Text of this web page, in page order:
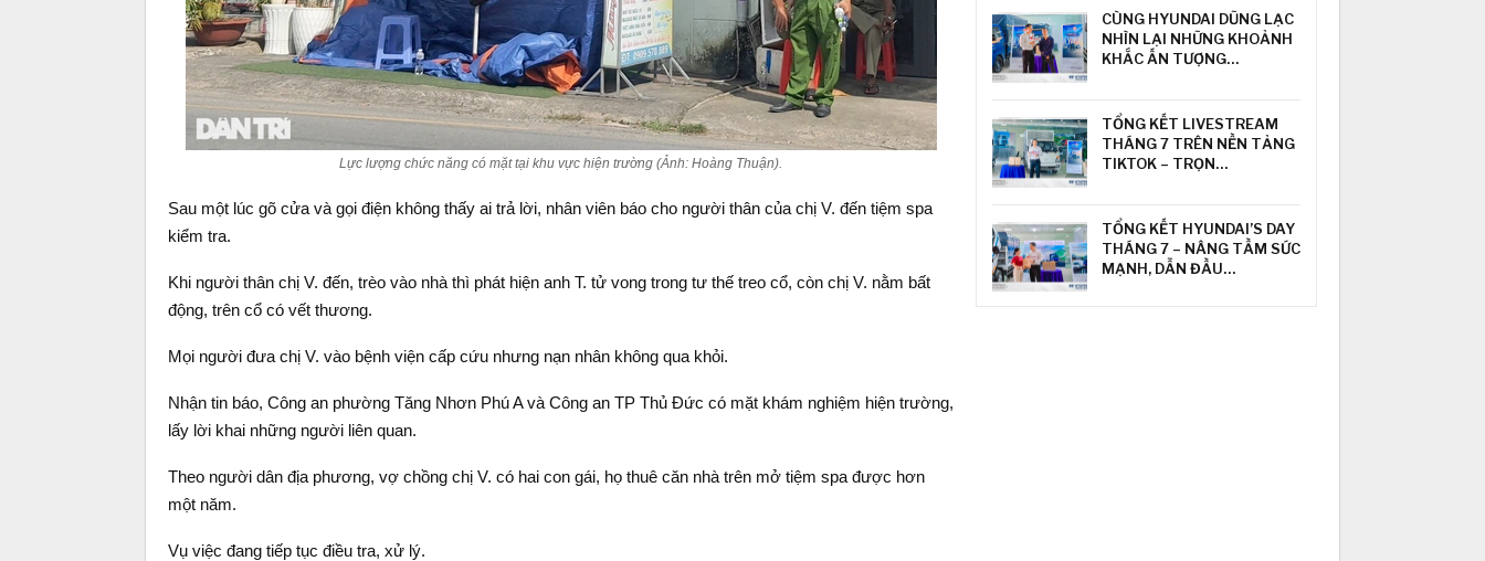
Lực lượng chức năng có mặt tại khu vực hiện trường (Ảnh: Hoàng Thuận).
Sau một lúc gõ cửa và gọi điện không thấy ai trả lời, nhân viên báo cho người thân của chị V. đến tiệm spa
kiểm tra.
Khi người thân chị V. đến, trèo vào nhà thì phát hiện anh T. tử vong trong tư thế treo cổ, còn chị V. nằm bất
động, trên cổ có vết thương.
Mọi người đưa chị V. vào bệnh viện cấp cứu nhưng nạn nhân không qua khỏi.
Nhận tin báo, Công an phường Tăng Nhơn Phú A và Công an TP Thủ Đức có mặt khám nghiệm hiện trường,
lấy lời khai những người liên quan.
Theo người dân địa phương, vợ chồng chị V. có hai con gái, họ thuê căn nhà trên mở tiệm spa được hơn
một năm.
Vụ việc đang tiếp tục điều tra, xử lý.
CÙNG HYUNDAI DŨNG LẠC
NHÌN LẠI NHỮNG KHOẢNH
KHẮC ẤN TƯỢNG…
TỔNG KẾT LIVESTREAM
THÁNG 7 TRÊN NỀN TẢNG
TIKTOK – TRỌN…
TỔNG KẾT HYUNDAI’S DAY
THÁNG 7 – NÂNG TẦM SỨC
MẠNH, DẪN ĐẦU…